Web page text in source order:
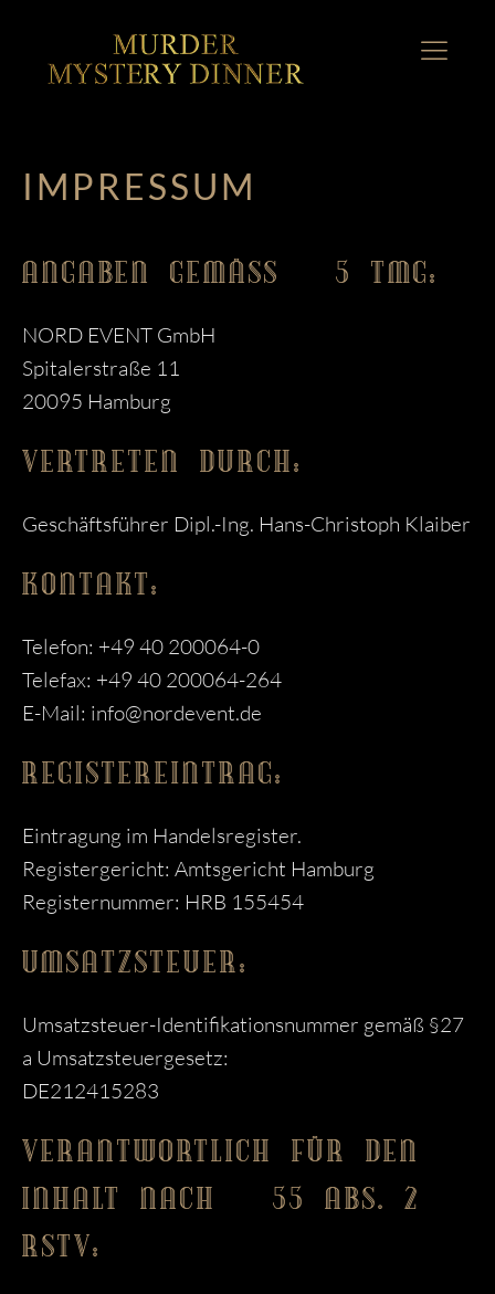
IMPRESSUM
ANGABEN GEMÄSS § 5 TMG:
NORD EVENT GmbH
Spitalerstraße 11
20095 Hamburg
VERTRETEN DURCH:
Geschäftsführer Dipl.-Ing. Hans-Christoph Klaiber
KONTAKT:
Telefon: +49 40 200064-0
Telefax: +49 40 200064-264
E-Mail: info@nordevent.de
REGISTEREINTRAG:
Eintragung im Handelsregister.
Registergericht: Amtsgericht Hamburg
Registernummer: HRB 155454
UMSATZSTEUER:
Umsatzsteuer-Identifikationsnummer gemäß §27
a Umsatzsteuergesetz:
DE212415283
VERANTWORTLICH FÜR DEN
INHALT NACH § 55 ABS. 2
RSTV: